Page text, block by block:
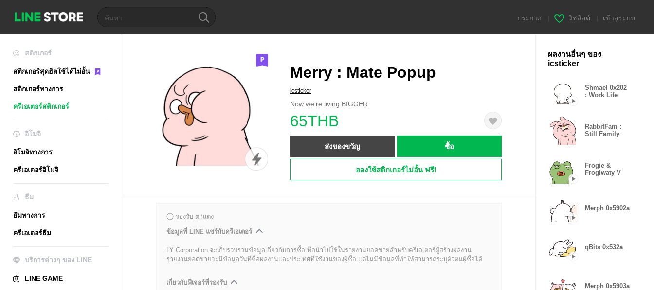
ประกาศ วิชลิสต์ เข้าสู่ระบบ
สติกเกอร์
สติกเกอร์สุดฮิตใช้ได้ไม่อั้น
สติกเกอร์ทางการ
ครีเอเตอร์สติกเกอร์
อิโมจิ
อิโมจิทางการ
ครีเอเตอร์อิโมจิ
ธีม
ธีมทางการ
ครีเอเตอร์ธีม
บริการต่างๆ ของ LINE
LINE GAME
Merry : Mate Popup
icsticker
Now we're living BIGGER
65THB
ส่งของขวัญ ซื้อ
ลองใช้สติกเกอร์ไม่อั้น ฟรี!
รองรับ ตกแต่ง
ข้อมูลที่ LINE แชร์กับครีเอเตอร์
LY Corporation จะเก็บรวบรวมข้อมูลเกี่ยวกับการซื้อเพื่อนำไปใช้ในรายงานยอดขายสำหรับครีเอเตอร์ผู้สร้างผลงาน
รายงานยอดขายจะมีข้อมูลวันที่ซื้อผลงานและประเทศที่ใช้งานของผู้ซื้อ แต่ไม่มีข้อมูลที่ทำให้สามารถระบุตัวตนผู้ซื้อได้
เกี่ยวกับฟีเจอร์ที่รองรับ
ผลงานอื่นๆ ของ
icsticker
Shmael 0x202
: Work Life
RabbitFam :
Still Family
Frogie &
Frogiwaty V
Merph 0x5902a
qBits 0x532a
Merph 0x5903a